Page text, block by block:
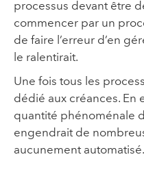
processus devant être
commencer par un
de faire l’erreur d’en
le ralentirait.
Une fois tous les
dédié aux créances. En
quantité phénoménale
engendrait de
aucunement automatisé.